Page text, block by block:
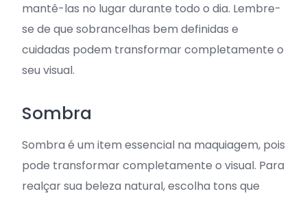
mantê-las no lugar durante todo o dia. Lembre-
se de que sobrancelhas bem definidas e
cuidadas podem transformar completamente o
seu visual.
Sombra
Sombra é um item essencial na maquiagem, pois
pode transformar completamente o visual. Para
realçar sua beleza natural, escolha tons que